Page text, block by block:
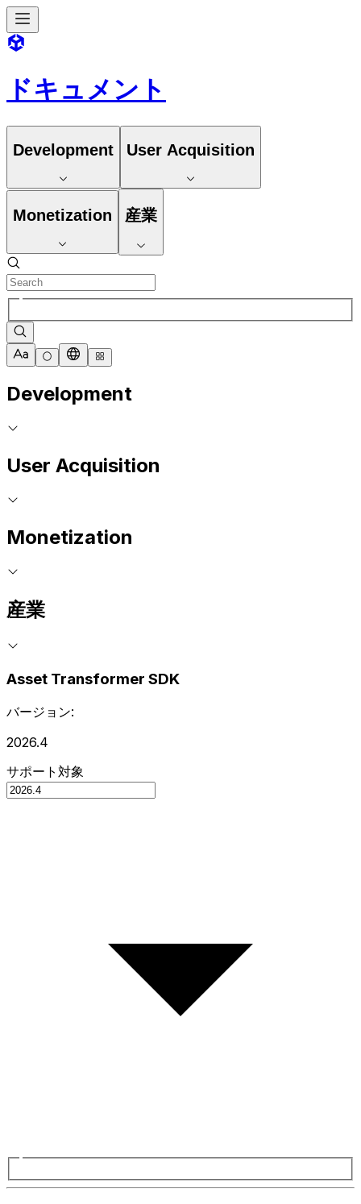
ドキュメント
Development User Acquisition
Monetization 産業
Development
User Acquisition
Monetization
産業
Asset Transformer SDK
バージョン:
2026.4
サポート対象